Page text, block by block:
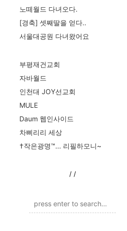
노떼월드 다녀오다.
[경축] 셋째딸을 얻다..
서울대공원 다녀왔어요
부평재건교회
자바월드
인천대 JOY선교회
MULE
Daum 웹인사이드
차삐리리 세상
†작은광명™... 리필하모니~
/ /